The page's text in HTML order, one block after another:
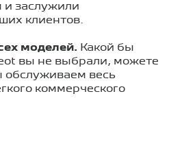
и заслужили
клиентов.
моделей. Какой бы
вы не выбрали, можете
весь
коммерческого